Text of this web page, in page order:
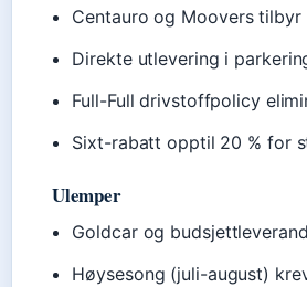
Centauro og Moovers
Direkte utlevering i
Full-Full drivstoffpolicy
Sixt-rabatt opptil 20 % for
Ulemper
Goldcar og
Høysesong (juli-august)